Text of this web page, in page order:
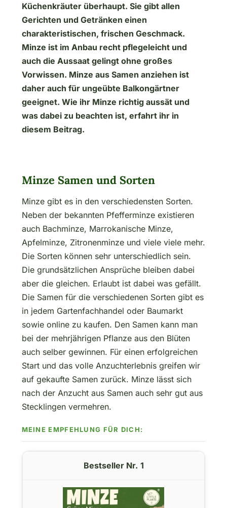
Küchenkräuter überhaupt. Sie gibt allen
Gerichten und Getränken einen
charakteristischen, frischen Geschmack.
Minze ist im Anbau recht pflegeleicht und
auch die Aussaat gelingt ohne großes
Vorwissen. Minze aus Samen anziehen ist
daher auch für ungeübte Balkongärtner
geeignet. Wie ihr Minze richtig aussät und
was dabei zu beachten ist, erfahrt ihr in
diesem Beitrag.
Minze Samen und Sorten
Minze gibt es in den verschiedensten Sorten.
Neben der bekannten Pfefferminze existieren
auch Bachminze, Marrokanische Minze,
Apfelminze, Zitronenminze und viele viele mehr.
Die Sorten können sehr unterschiedlich sein.
Die grundsätzlichen Ansprüche bleiben dabei
aber die gleichen. Erlaubt ist dabei was gefällt.
Die Samen für die verschiedenen Sorten gibt es
in jedem Gartenfachhandel oder Baumarkt
sowie online zu kaufen. Den Samen kann man
bei der mehrjährigen Pflanze aus den Blüten
auch selber gewinnen. Für einen erfolgreichen
Start und das volle Anzuchterlebnis greifen wir
auf gekaufte Samen zurück. Minze lässt sich
nach der Anzucht aus Samen auch sehr gut aus
Stecklingen vermehren.
1